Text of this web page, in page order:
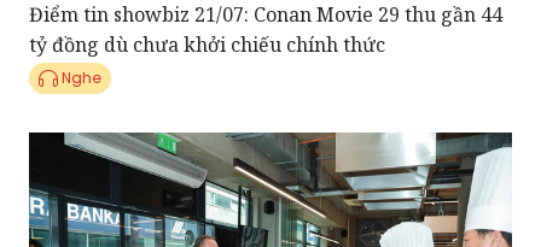
Điểm tin showbiz 21/07: Conan Movie 29 thu gần 44
tỷ đồng dù chưa khởi chiếu chính thức
Nghe